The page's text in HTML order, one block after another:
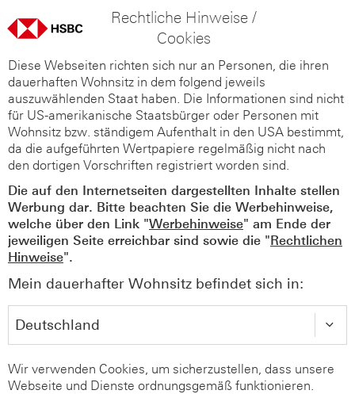
Rechtliche Hinweise /
Cookies
Diese Webseiten richten sich nur an Personen, die ihren
dauerhaften Wohnsitz in dem folgend jeweils
auszuwählenden Staat haben. Die Informationen sind nicht
für US-amerikanische Staatsbürger oder Personen mit
Wohnsitz bzw. ständigem Aufenthalt in den USA bestimmt,
da die aufgeführten Wertpapiere regelmäßig nicht nach
den dortigen Vorschriften registriert worden sind.
Die auf den Internetseiten dargestellten Inhalte stellen
Werbung dar. Bitte beachten Sie die Werbehinweise,
welche über den Link "Werbehinweise" am Ende der
jeweiligen Seite erreichbar sind sowie die "Rechtlichen
Hinweise".
Mein dauerhafter Wohnsitz befindet sich in:
Wir verwenden Cookies, um sicherzustellen, dass unsere
Webseite und Dienste ordnungsgemäß funktionieren.